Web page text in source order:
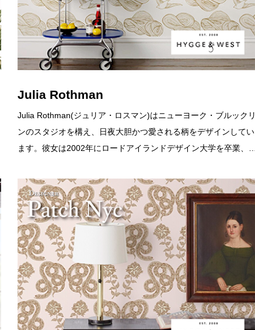
Julia Rothman
Julia Rothman(ジュリア・ロスマン)はニューヨーク・ブルックリ
ンのスタジオを構え、日夜大胆かつ愛される柄をデザインしてい
ます。彼女は2002年にロードアイランドデザイン大学を卒業、…